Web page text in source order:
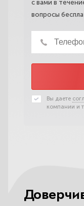
с вами в
вопросы
Вы даете
компании и